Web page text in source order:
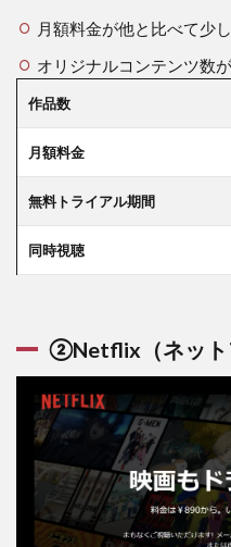
【デメ
3.5
⑤デ
ニー
プラ
3.5.2
【デメ
ット】
3.6
TV+
（アッ
プル
ティー
月額料金が他と比べて少
オリジナルコンテンツ数
作品数
月額料金
無料トライアル期間
同時視聴
②Netflix（ネット